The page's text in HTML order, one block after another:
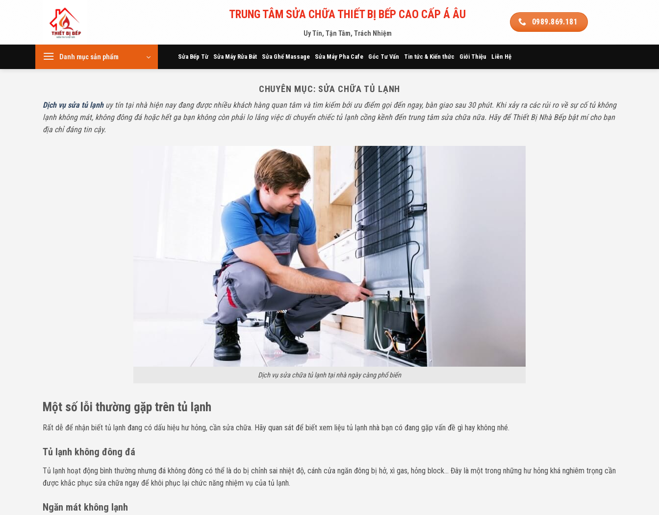
TRUNG TÂM SỬA CHỮA THIẾT BỊ BẾP CAO CẤP Á ÂU
Uy Tín, Tận Tâm, Trách Nhiệm
0989.869.181
Danh mục sản phẩm Sửa Bếp Từ Sửa Máy Rửa Bát Sửa Ghế Massage Sửa Máy Pha Cafe Góc Tư Vấn Tin tức & Kiến thức Giới Thiệu Liên Hệ
CHUYÊN MỤC: SỬA CHỮA TỦ LẠNH
Dịch vụ sửa tủ lạnhuy tín tại nhà hiện nay đang được nhiều khách hàng quan tâm và tìm kiếm bởi ưu điểm gọi đến ngay, bàn giao sau 30 phút. Khi xảy ra các rủi ro về sự cố tủ không
lạnh không mát, không đông đá hoặc hết ga bạn không còn phải lo lắng việc di chuyển chiếc tủ lạnh cồng kềnh đến trung tâm sửa chữa nữa. Hãy để Thiết Bị Nhà Bếp bật mí cho bạn
địa chỉ đáng tin cậy.
Dịch vụ sửa chữa tủ lạnh tại nhà ngày càng phổ biến
Một số lỗi thường gặp trên tủ lạnh
Rất dễ để nhận biết tủ lạnh đang có dấu hiệu hư hỏng, cần sửa chữa. Hãy quan sát để biết xem liệu tủ lạnh nhà bạn có đang gặp vấn đề gì hay không nhé.
Tủ lạnh không đông đá
Tủ lạnh hoạt động bình thường nhưng đá không đông có thể là do bị chỉnh sai nhiệt độ, cánh cửa ngăn đông bị hở, xì gas, hỏng block… Đây là một trong những hư hỏng khá nghiêm trọng cần
được khắc phục sửa chữa ngay để khôi phục lại chức năng nhiệm vụ của tủ lạnh.
Ngăn mát không lạnh